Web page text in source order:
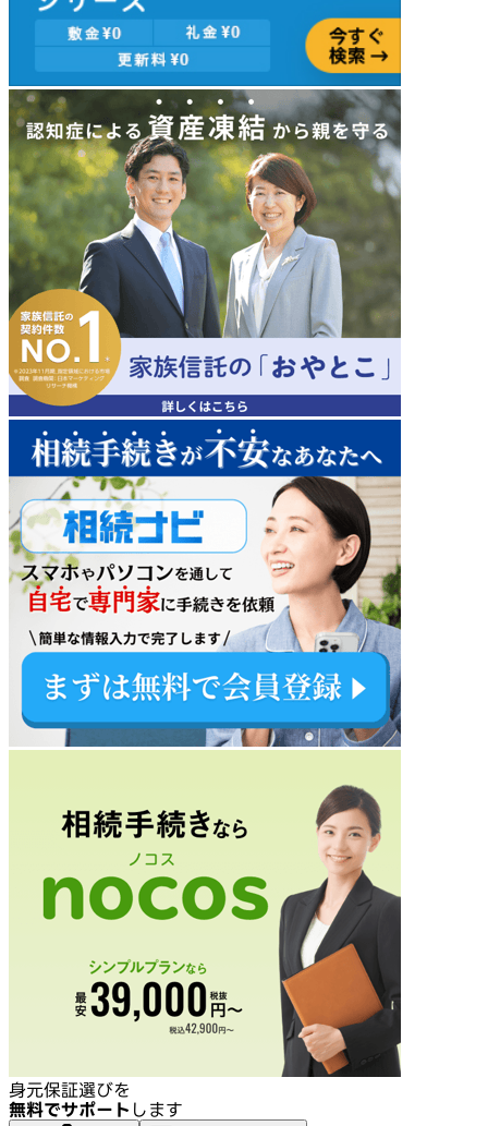
身元保証選びを
無料でサポート します